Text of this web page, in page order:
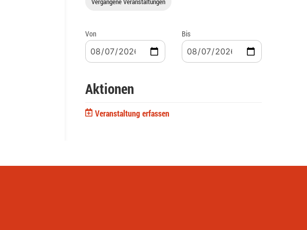
Von Bis
Aktionen
Veranstaltung erfassen